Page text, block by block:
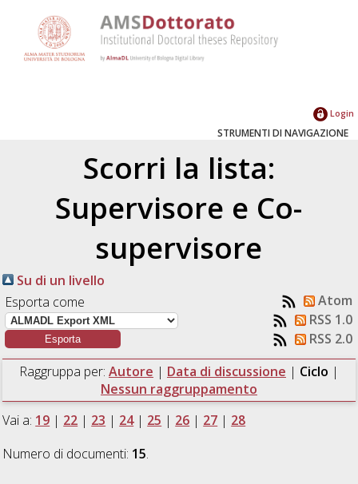
Login
STRUMENTI DI NAVIGAZIONE
Scorri la lista:
Supervisore e Co-
supervisore
Su di un livello
Esporta come
Atom
RSS 1.0
RSS 2.0
Raggruppa per: Autore | Data di discussione | Ciclo |
Nessun raggruppamento
Vai a: 19 | 22 | 23 | 24| 25 | 26 | 27 | 28
Numero di documenti: 15.